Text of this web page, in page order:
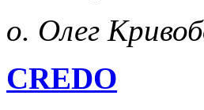
о. Олег
CREDO